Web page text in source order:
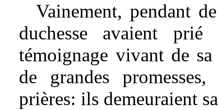
Vainement, pendant
duchesse avaient
témoignage vivant de
de grandes
prières: ils demeuraient